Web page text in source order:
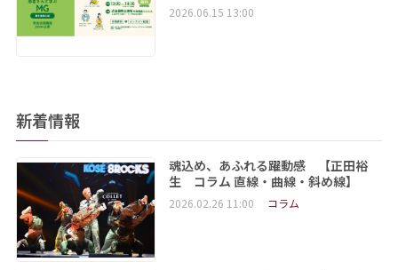
2026.06.15 13:00
新着情報
魂込め、あふれる躍動感 【正田裕
生 コラム 直線・曲線・斜め線】
2026.02.26 11:00 コラム